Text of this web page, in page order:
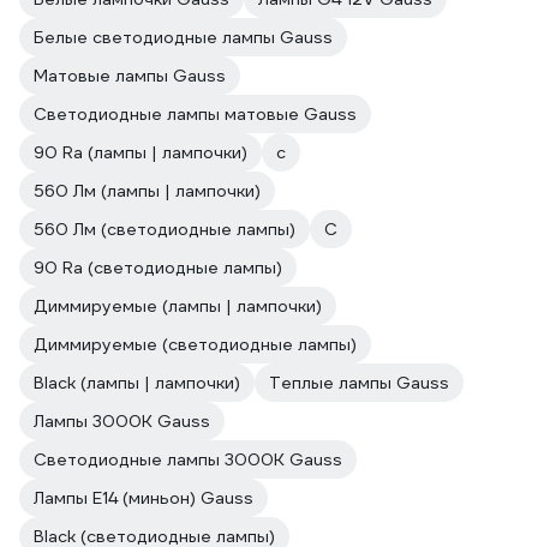
Белые светодиодные лампы Gauss
Матовые лампы Gauss
Светодиодные лампы матовые Gauss
90 Ra (лампы | лампочки)
c
560 Лм (лампы | лампочки)
560 Лм (светодиодные лампы)
C
90 Ra (светодиодные лампы)
Диммируемые (лампы | лампочки)
Диммируемые (светодиодные лампы)
Black (лампы | лампочки)
Теплые лампы Gauss
Лампы 3000К Gauss
Светодиодные лампы 3000К Gauss
Лампы Е14 (миньон) Gauss
Black (светодиодные лампы)